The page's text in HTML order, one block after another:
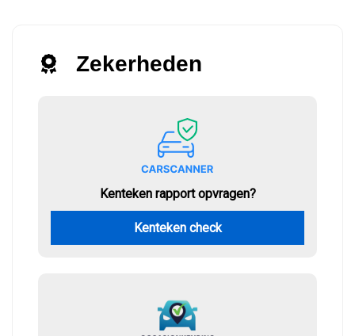
Zekerheden
Kenteken rapport opvragen?
Kenteken check